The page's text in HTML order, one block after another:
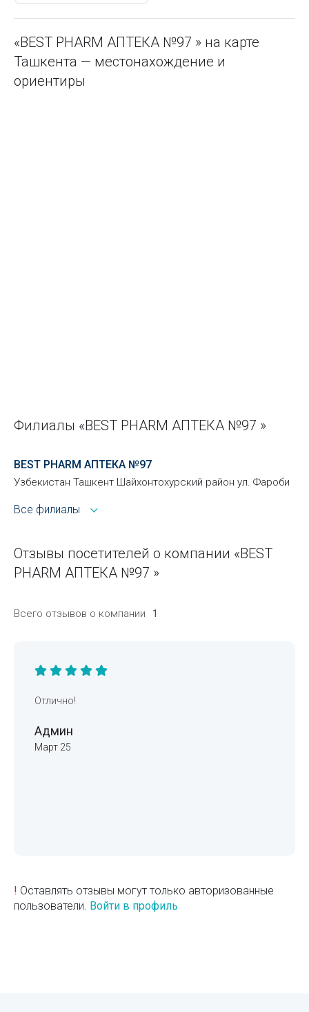
«BEST PHARM АПТЕКА №97 » на карте
Ташкента — местонахождение и
ориентиры
Филиалы «BEST PHARM АПТЕКА №97 »
BEST PHARM АПТЕКА №97
Узбекистан Ташкент Шайхонтохурский район ул. Фароби
Все филиалы
Отзывы посетителей о компании «BEST
PHARM АПТЕКА №97 »
Всего отзывов о компании 1
Отлично!
Админ
Март 25
! Оставлять отзывы могут только авторизованные
пользователи. Войти в профиль